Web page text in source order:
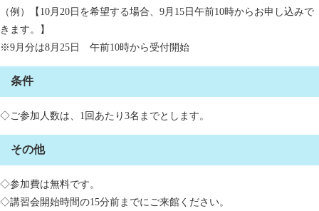
（例）【10月20日を希望する場合、9月15日午前10時からお申し込みで
きます。】
※9月分は8月25日 午前10時から受付開始
条件
◇ご参加人数は、1回あたり3名までとします。
その他
◇参加費は無料です。
◇講習会開始時間の15分前までにご来館ください。